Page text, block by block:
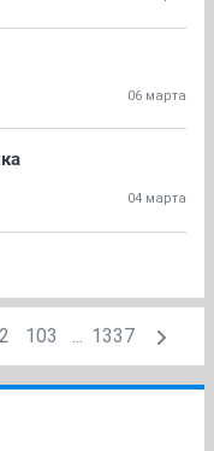
06 марта
04 марта
103 ... 1337